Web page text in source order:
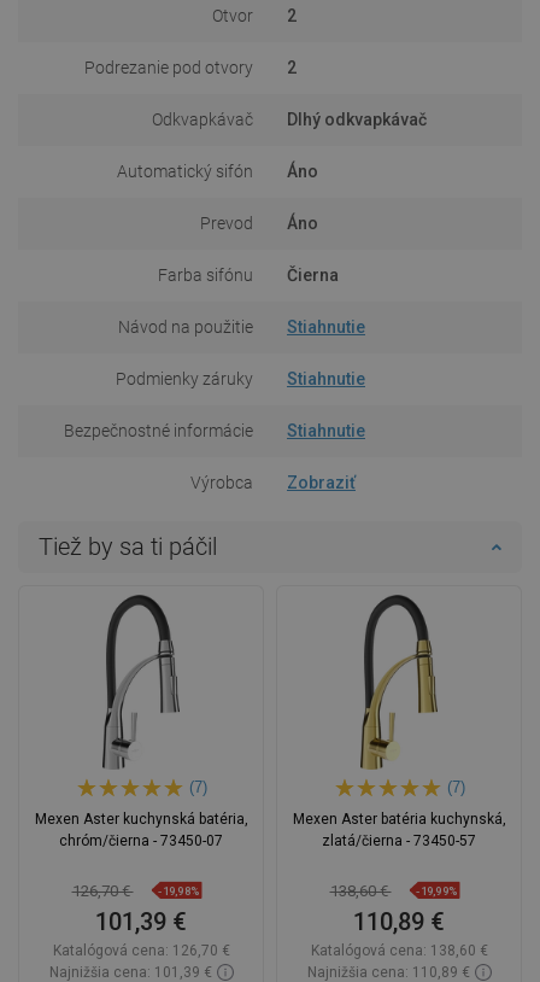
Otvor 2
Podrezanie pod otvory 2
Odkvapkávač Dlhý odkvapkávač
Automatický sifón Áno
Prevod Áno
Farba sifónu Čierna
Návod na použitie Stiahnutie
Podmienky záruky Stiahnutie
Bezpečnostné informácie Stiahnutie
Výrobca Zobraziť
Tiež by sa ti páčil
(7)
Mexen Aster kuchynská batéria,
chróm/čierna - 73450-07
126,70 € -19,98%
101,39 €
Katalógová cena: 126,70 €
Najnižšia cena: 101,39 €
(7)
Mexen Aster batéria kuchynská,
zlatá/čierna - 73450-57
138,60 € -19,99%
110,89 €
Katalógová cena: 138,60 €
Najnižšia cena: 110,89 €